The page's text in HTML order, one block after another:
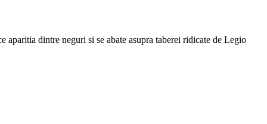
aparitia dintre neguri si se abate asupra taberei ridicate de Legio